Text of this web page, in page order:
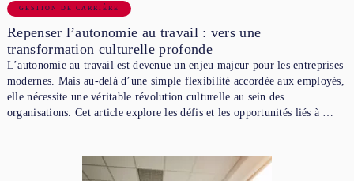
GESTION DE CARRIÈRE
Repenser l’autonomie au travail : vers une
transformation culturelle profonde
L’autonomie au travail est devenue un enjeu majeur pour les entreprises
modernes. Mais au-delà d’une simple flexibilité accordée aux employés,
elle nécessite une véritable révolution culturelle au sein des
organisations. Cet article explore les défis et les opportunités liés à …